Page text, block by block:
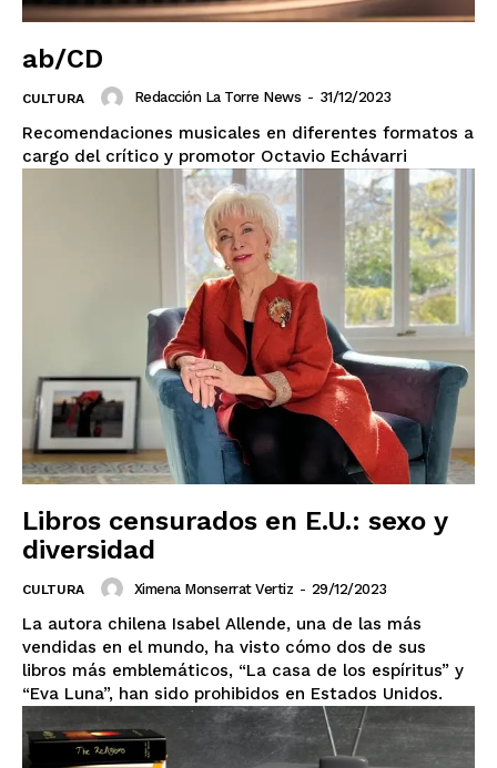
ab/CD
CULTURA Redacción La Torre News - 31/12/2023
Recomendaciones musicales en diferentes formatos a
cargo del crítico y promotor Octavio Echávarri
Libros censurados en E.U.: sexo y
diversidad
CULTURA Ximena Monserrat Vertiz - 29/12/2023
La autora chilena Isabel Allende, una de las más
vendidas en el mundo, ha visto cómo dos de sus
libros más emblemáticos, “La casa de los espíritus” y
“Eva Luna”, han sido prohibidos en Estados Unidos.